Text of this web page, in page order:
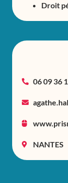
Droit
06 09 36
NANTES